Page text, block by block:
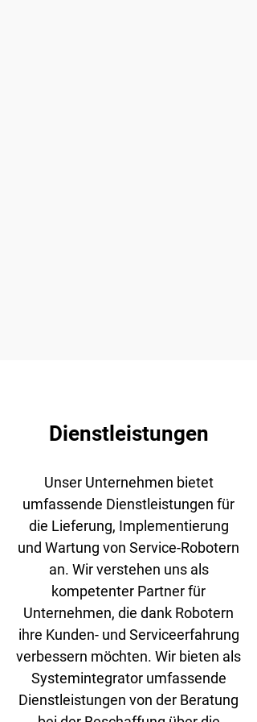
Dienstleistungen
Unser Unternehmen bietet
umfassende Dienstleistungen für
die Lieferung, Implementierung
und Wartung von Service-Robotern
an. Wir verstehen uns als
kompetenter Partner für
Unternehmen, die dank Robotern
ihre Kunden- und Serviceerfahrung
verbessern möchten. Wir bieten als
Systemintegrator umfassende
Dienstleistungen von der Beratung